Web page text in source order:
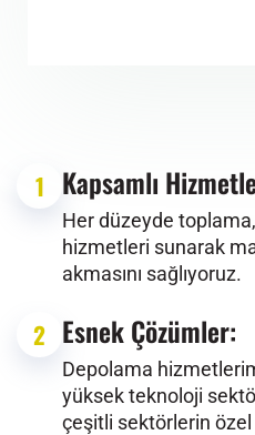
1 Kapsamlı
Her düzeyde
hizmetleri sunarak
akmasını sağlıyoruz.
2 Esnek Çözümler:
Depolama
yüksek teknoloji
çeşitli sektörlerin özel